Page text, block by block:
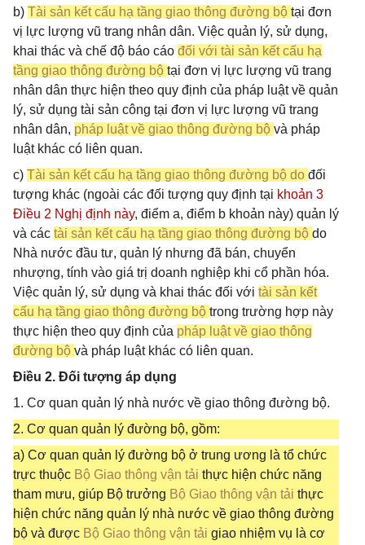
b) Tài sản kết cấu hạ tầng giao thông đường bộ tại đơn
vị lực lượng vũ trang nhân dân. Việc quản lý, sử dụng,
khai thác và chế độ báo cáo đối với tài sản kết cấu hạ
tầng giao thông đường bộ tại đơn vị lực lượng vũ trang
nhân dân thực hiện theo quy định của pháp luật về quản
lý, sử dụng tài sản công tại đơn vị lực lượng vũ trang
nhân dân, pháp luật về giao thông đường bộ và pháp
luật khác có liên quan.
c) Tài sản kết cấu hạ tầng giao thông đường bộ do đối
tượng khác (ngoài các đối tượng quy định tại khoản 3
Điều 2 Nghị định này, điểm a, điểm b khoản này) quản lý
và các tài sản kết cấu hạ tầng giao thông đường bộ do
Nhà nước đầu tư, quản lý nhưng đã bán, chuyển
nhượng, tính vào giá trị doanh nghiệp khi cổ phần hóa.
Việc quản lý, sử dụng và khai thác đối với tài sản kết
cấu hạ tầng giao thông đường bộ trong trường hợp này
thực hiện theo quy định của pháp luật về giao thông
đường bộ và pháp luật khác có liên quan.
Điều 2. Đối tượng áp dụng
1. Cơ quan quản lý nhà nước về giao thông đường bộ.
2. Cơ quan quản lý đường bộ, gồm:
a) Cơ quan quản lý đường bộ ở trung ương là tổ chức
trực thuộc Bộ Giao thông vận tải thực hiện chức năng
tham mưu, giúp Bộ trưởng Bộ Giao thông vận tải thực
hiện chức năng quản lý nhà nước về giao thông đường
bộ và được Bộ Giao thông vận tải giao nhiệm vụ là cơ